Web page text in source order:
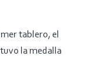
tablero, el
la medalla